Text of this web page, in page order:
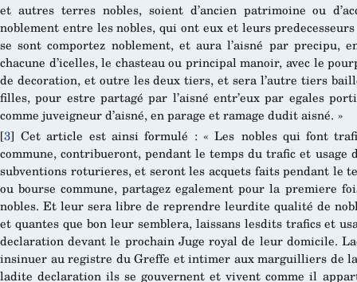
et autres terres nobles, soient d’ancien patrimoine ou
noblement entre les nobles, qui ont eux et leurs
se sont comportez noblement, et aura l’aisné par precipu,
chacune d’icelles, le chasteau ou principal manoir, avec le
de decoration, et outre les deux tiers, et sera l’autre tiers
filles, pour estre partagé par l’aisné entr’eux par egales
comme juveigneur d’aisné, en parage et ramage dudit aisné. »
[3]Cet article est ainsi formulé : « Les nobles qui font
commune, contribueront, pendant le temps du trafic et usage
subventions roturieres, et seront les acquets faits pendant le
ou bourse commune, partagez egalement pour la premiere
nobles. Et leur sera libre de reprendre leurdite qualité de
et quantes que bon leur semblera, laissans lesdits trafics et
declaration devant le prochain Juge royal de leur domicile.
insinuer au registre du Greffe et intimer aux marguilliers de
ladite declaration ils se gouvernent et vivent comme il